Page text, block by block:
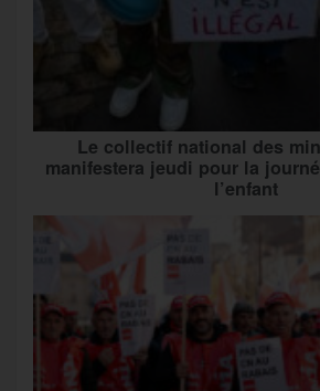
Le collectif national des
manifestera jeudi pour la
l’enfant